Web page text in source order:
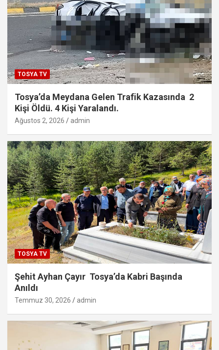
TOSYA TV
Tosya’da Meydana Gelen Trafik Kazasında 2
Kişi Öldü. 4 Kişi Yaralandı.
Ağustos 2, 2026 admin
TOSYA TV
Şehit Ayhan Çayır Tosya’da Kabri Başında
Anıldı
Temmuz 30, 2026 admin